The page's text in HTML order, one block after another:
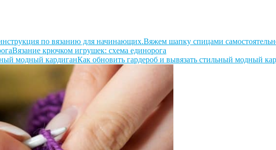
Вяжем шапку спицами
Вязание крючком игрушек: схема единорога
Как обновить гардероб и вывязать стильный модный